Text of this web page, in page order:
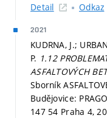
Detail
Odkaz
2021
KUDRNA, J.;
P. 1.12
ASFALTOVÝCH
Sborník
Budějovice:
147 54 Praha 4,